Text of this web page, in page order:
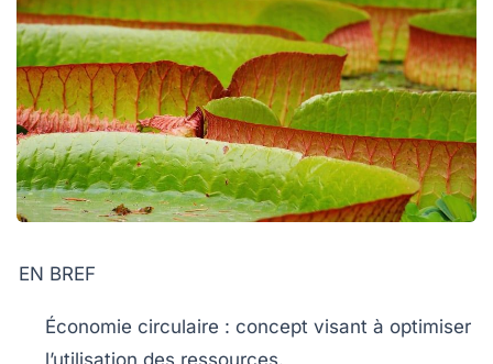
EN BREF
Économie circulaire : concept visant à optimiser